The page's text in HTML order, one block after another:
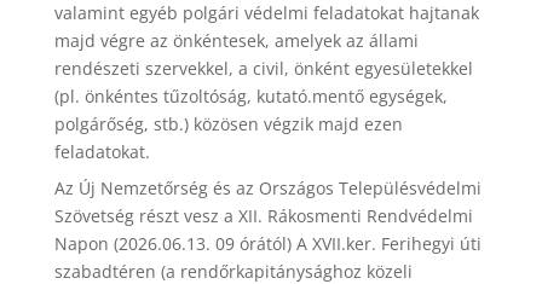
valamint egyéb polgári védelmi feladatokat hajtanak
majd végre az önkéntesek, amelyek az állami
rendészeti szervekkel, a civil, önként egyesületekkel
(pl. önkéntes tűzoltóság, kutató.mentő egységek,
polgárőség, stb.) közösen végzik majd ezen
feladatokat.
Az Új Nemzetőrség és az Országos Településvédelmi
Szövetség részt vesz a XII. Rákosmenti Rendvédelmi
Napon (2026.06.13. 09 órától) A XVII.ker. Ferihegyi úti
szabadtéren (a rendőrkapitánysághoz közeli